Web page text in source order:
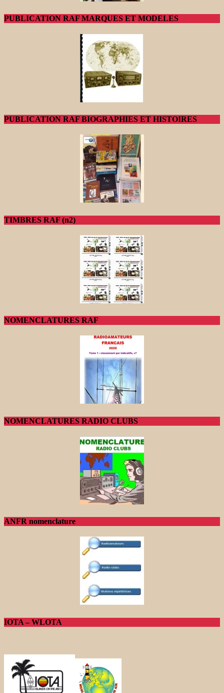
PUBLICATION RAF MARQUES ET MODELES
PUBLICATION RAF BIOGRAPHIES ET HISTOIRES
TIMBRES RAF (n2)
NOMENCLATURES RAF
NOMENCLATURES RADIO CLUBS
ANFR nomenclature
IOTA – WLOTA